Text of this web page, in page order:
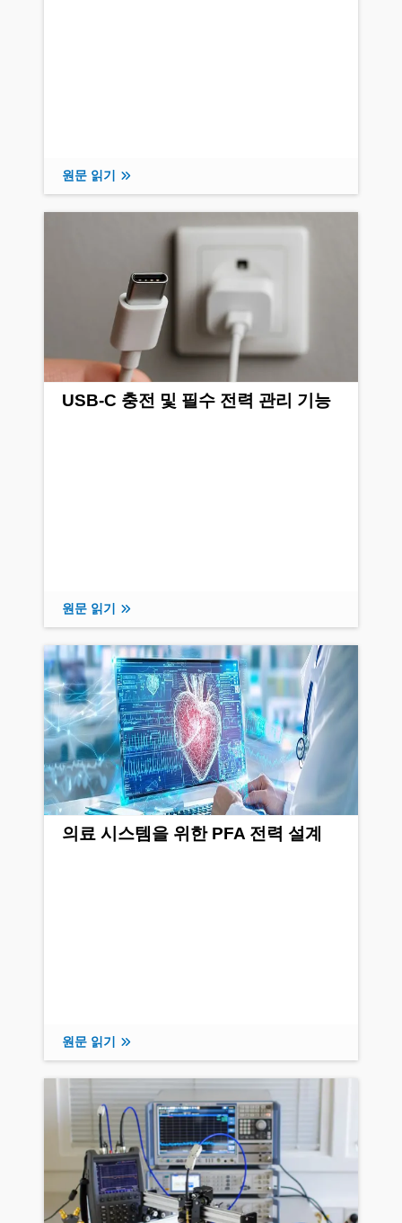
원문 읽기
USB-C 충전 및 필수 전력 관리 기능
원문 읽기
의료 시스템을 위한 PFA 전력 설계
원문 읽기